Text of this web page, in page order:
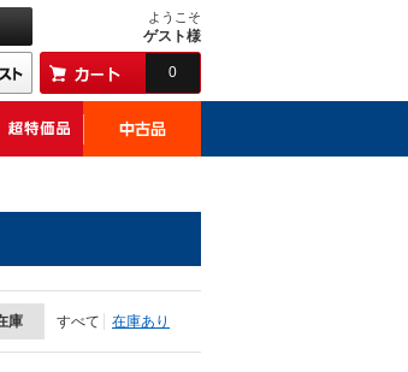
ようこそ
ゲスト様
0
庫 すべて 在庫あり